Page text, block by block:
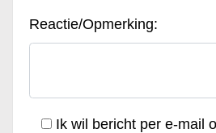
Reactie/Opmerking:
Ik wil bericht per e-mail